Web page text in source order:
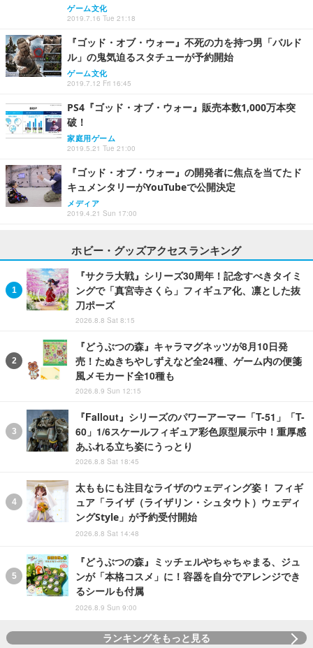
ゲーム文化
2019.7.16 Tue 21:18
『ゴッド・オブ・ウォー』不死の力を持つ男「バルド
ル」の鬼気迫るスタチューが予約開始
ゲーム文化
2019.7.12 Fri 16:45
PS4『ゴッド・オブ・ウォー』販売本数1,000万本突
破！
家庭用ゲーム
2019.5.21 Tue 21:00
『ゴッド・オブ・ウォー』の開発者に焦点を当てたド
キュメンタリーがYouTubeで公開決定
メディア
2019.4.21 Sun 17:00
ホビー・グッズアクセスランキング
『サクラ大戦』シリーズ30周年！記念すべきタイミ
ングで「真宮寺さくら」フィギュア化、凛とした抜
刀ポーズ
2026.8.8 Sat 8:15
『どうぶつの森』キャラマグネッツが8月10日発
売！たぬきちやしずえなど全24種、ゲーム内の便箋
風メモカード全10種も
2026.8.9 Sun 12:15
『Fallout』シリーズのパワーアーマー「T-51」「T-
60」1/6スケールフィギュア彩色原型展示中！重厚感
あふれる立ち姿にうっとり
2026.8.8 Sat 18:45
太ももにも注目なライザのウェディング姿！ フィギ
ュア「ライザ（ライザリン・シュタウト）ウェディ
ングStyle」が予約受付開始
2026.8.8 Sat 14:48
『どうぶつの森』ミッチェルやちゃちゃまる、ジュ
ンが「本格コスメ」に！容器を自分でアレンジでき
るシールも付属
2026.8.9 Sun 9:00
ランキングをもっと見る